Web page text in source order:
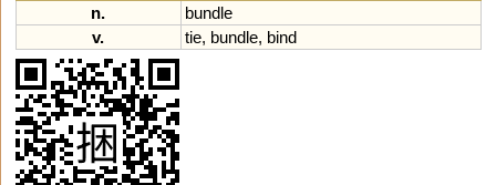
n.
bundle
v.
tie, bundle, bind